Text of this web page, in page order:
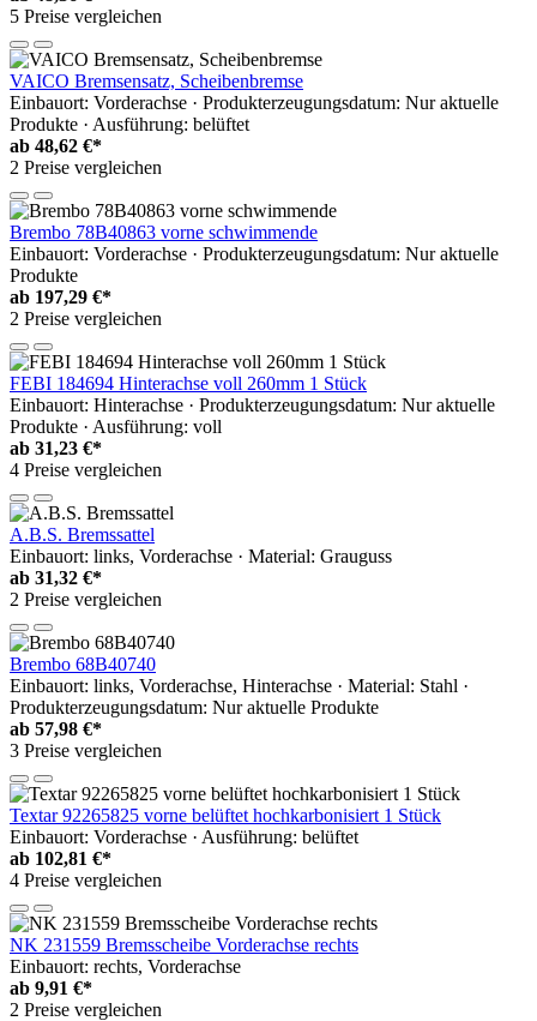
5 Preise vergleichen
VAICO Bremsensatz, Scheibenbremse
Einbauort: Vorderachse · Produkterzeugungsdatum: Nur aktuelle
Produkte · Ausführung: belüftet
ab 48,62 €*
2 Preise vergleichen
Brembo 78B40863 vorne schwimmende
Einbauort: Vorderachse · Produkterzeugungsdatum: Nur aktuelle
Produkte
ab 197,29 €*
2 Preise vergleichen
FEBI 184694 Hinterachse voll 260mm 1 Stück
Einbauort: Hinterachse · Produkterzeugungsdatum: Nur aktuelle
Produkte · Ausführung: voll
ab 31,23 €*
4 Preise vergleichen
A.B.S. Bremssattel
Einbauort: links, Vorderachse · Material: Grauguss
ab 31,32 €*
2 Preise vergleichen
Brembo 68B40740
Einbauort: links, Vorderachse, Hinterachse · Material: Stahl ·
Produkterzeugungsdatum: Nur aktuelle Produkte
ab 57,98 €*
3 Preise vergleichen
Textar 92265825 vorne belüftet hochkarbonisiert 1 Stück
Einbauort: Vorderachse · Ausführung: belüftet
ab 102,81 €*
4 Preise vergleichen
NK 231559 Bremsscheibe Vorderachse rechts
Einbauort: rechts, Vorderachse
ab 9,91 €*
2 Preise vergleichen